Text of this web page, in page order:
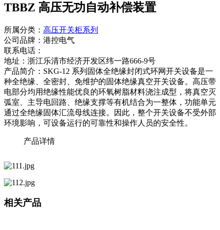
TBBZ 高压无功自动补偿装置
所属分类： 高压开关柜系列
公司品牌： 港控电气
联系电话：
地址： 浙江乐清市经济开发区纬一路666-9号
产品简介： SKG-12 系列固体全绝缘封闭式环网开关设备是一
种全绝缘、全密封、免维护的固体绝缘真空开关设备。高压带
电部分均用绝缘性能优良的环氧树脂材料浇注成型，将真空灭
弧室、主导电回路、绝缘支撑等有机结合为一整体，功能单元
通过全绝缘固体汇流母线连接。因此，整个开关设备不受外部
环境影响，可设备运行的可靠性和操作人员的安全性。
产品详情
相关产品